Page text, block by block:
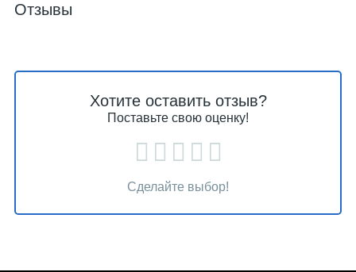
Отзывы
Хотите оставить отзыв?
Поставьте свою оценку!
Сделайте выбор!